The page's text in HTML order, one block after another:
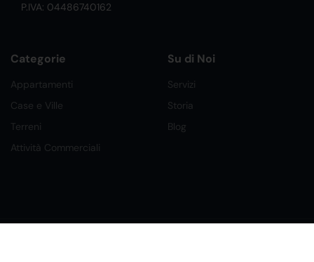
P.IVA: 04486740162
Categorie
Appartamenti
Case e Ville
Terreni
Attività Commerciali
Su di Noi
Servizi
Storia
Blog